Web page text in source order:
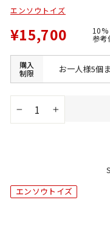
エンソウトイズ
¥15,700 10%
参考
購入
制限
お一人様5個
+
エンソウトイズ